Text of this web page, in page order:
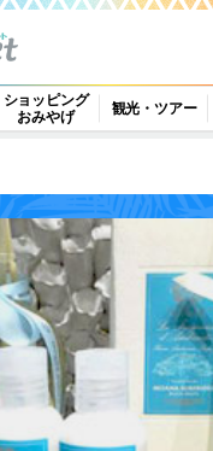
ショッピング
おみやげ
観光・ツアー